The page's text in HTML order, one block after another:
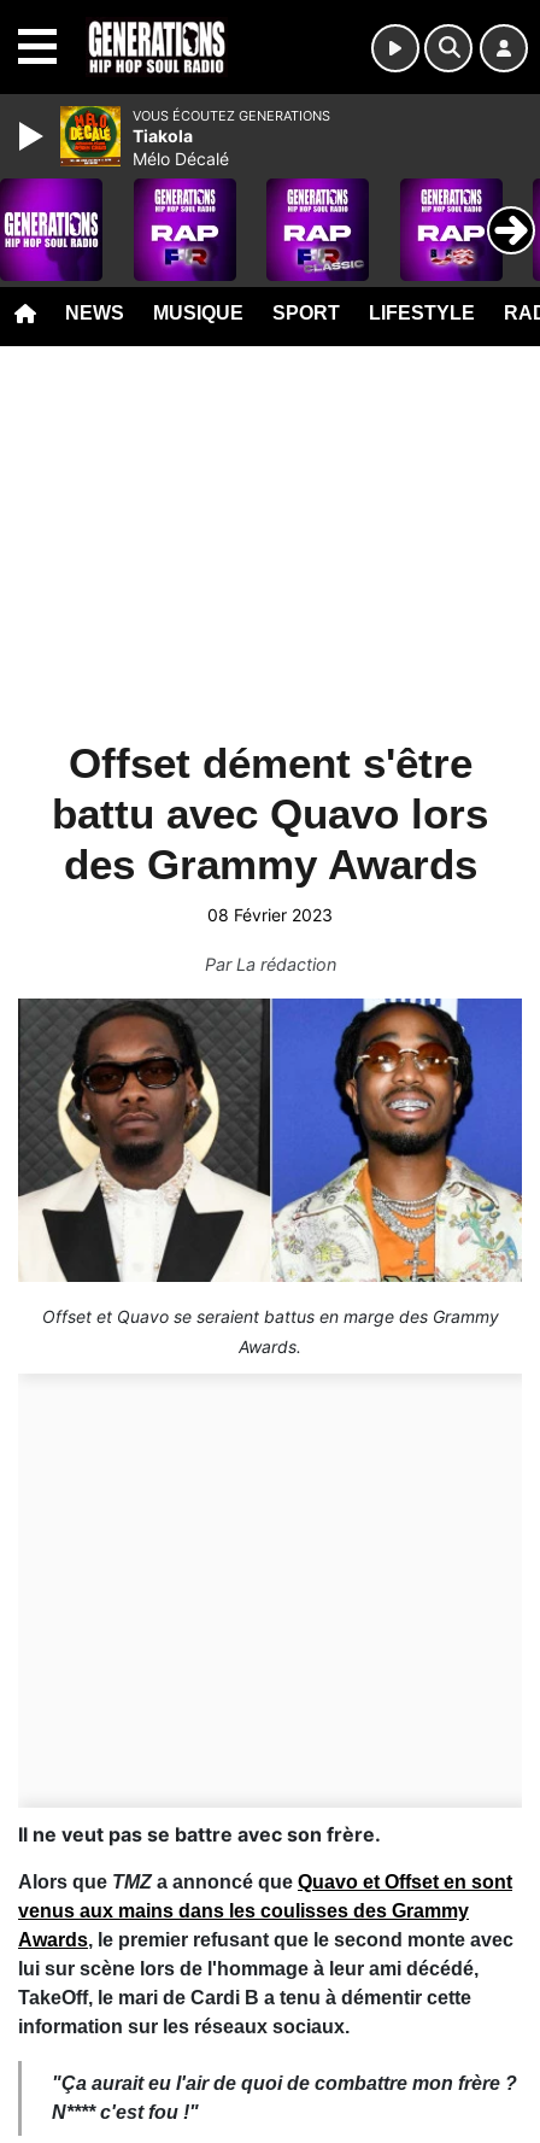
NEWS MUSIQUE SPORT LIFESTYLE
Offset dément s'être
battu avec Quavo lors
des Grammy Awards
08 Février 2023
ParLa rédaction
Offset et Quavo se seraient battus en marge des Grammy
Awards.
Il ne veut pas se battre avec son frère.
Alors que TMZa annoncé que Quavo et Offset en sont
venus aux mains dans les coulisses des Grammy
Awards, le premier refusant que le second monte avec
lui sur scène lors de l'hommage à leur ami décédé,
TakeOff, le mari de Cardi B a tenu à démentir cette
information sur les réseaux sociaux.
"Ça aurait eu l'air de quoi de combattre mon frère ?
N**** c'est fou !"
VOUS ÉCOUTEZ GENERATIONS
Tiakola
Mélo Décalé